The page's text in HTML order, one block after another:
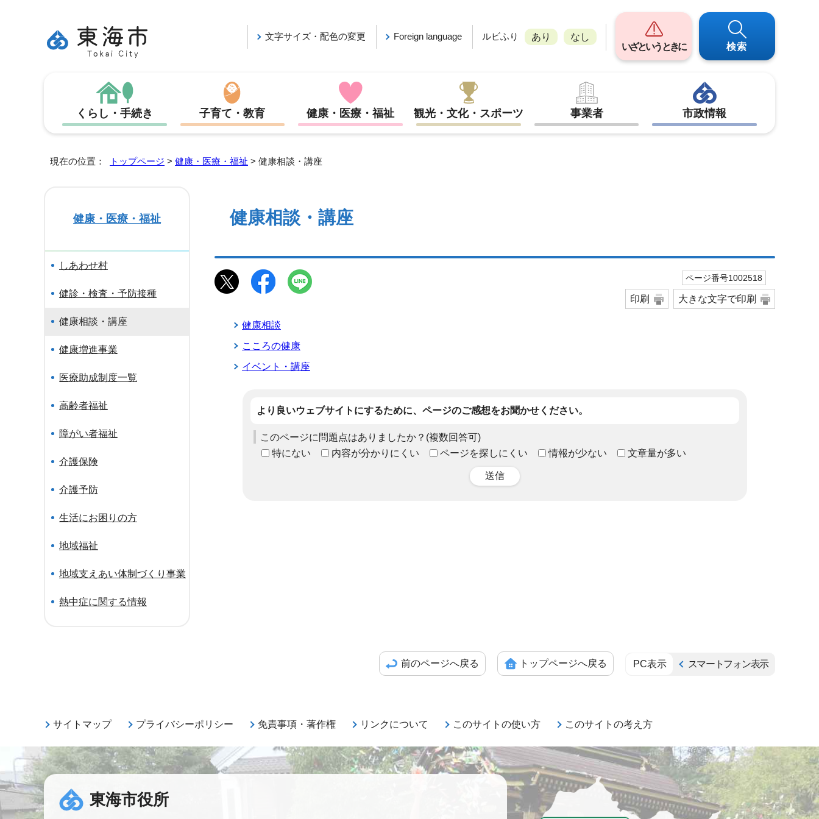
文字サイズ・配色の変更 Foreign language ルビふり あり
なし
いざというときに
検索
くらし・手続き 子育て・教育 健康・医療・福祉 観光・文化・スポーツ 事業者 市政情報
現在の位置： トップページ > 健康・医療・福祉 > 健康相談・講座
健康相談・講座
ページ番号1002518
印刷 大きな文字で印刷
健康相談
こころの健康
イベント・講座
より良いウェブサイトにするために、ページのご感想をお聞かせください。
このページに問題点はありましたか？(複数回答可)
特にない
内容が分かりにくい ページを探しにくい 情報が少ない 文章量が多い
送信
健康・医療・福祉
しあわせ村
健診・検査・予防接種
健康相談・講座
健康増進事業
医療助成制度一覧
高齢者福祉
障がい者福祉
介護保険
介護予防
生活にお困りの方
地域福祉
地域支えあい体制づくり事業
熱中症に関する情報
前のページへ戻る トップページへ戻る PC表示 スマートフォン表示
サイトマップ プライバシーポリシー 免責事項・著作権 リンクについて このサイトの使い方 このサイトの考え方
東海市役所